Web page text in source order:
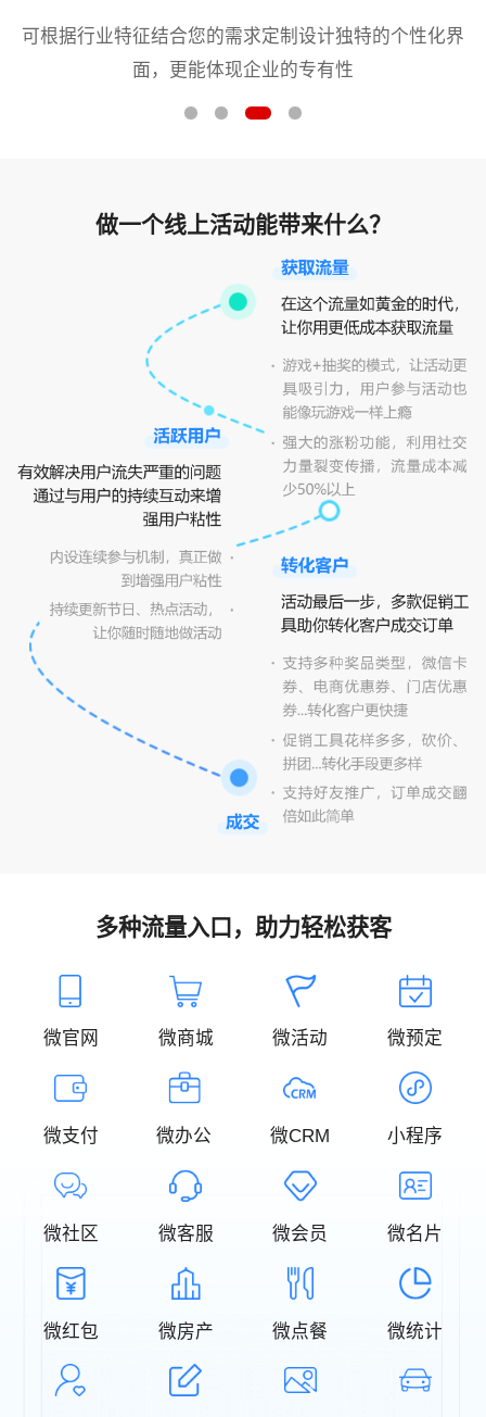
可根据行业特征结合您的需求定制设计独特的个性化界
面，更能体现企业的专有性
做一个线上活动能带来什么？
多种流量入口，助力轻松获客
微官网 微商城 微活动 微预定
微支付 微办公 微CRM 小程序
微社区 微客服 微会员 微名片
微红包 微房产 微点餐 微统计